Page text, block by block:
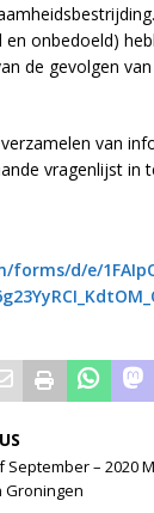
onbedoeld)
de gevolgen
van
vragenlijst in
d/e/
September – 2020
Groningen